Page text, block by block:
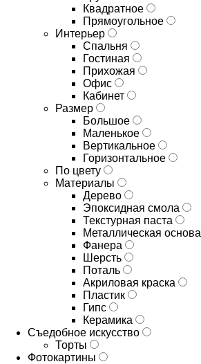
Квадратное
Прямоугольное
Интерьер
Спальня
Гостиная
Прихожая
Офис
Кабинет
Размер
Большое
Маленькое
Вертикальное
Горизонтальное
По цвету
Материалы
Дерево
Эпоксидная смола
Текстурная паста
Металлическая основа
Фанера
Шерсть
Поталь
Акриловая краска
Пластик
Гипс
Керамика
Съедобное искусство
Торты
Фотокартины